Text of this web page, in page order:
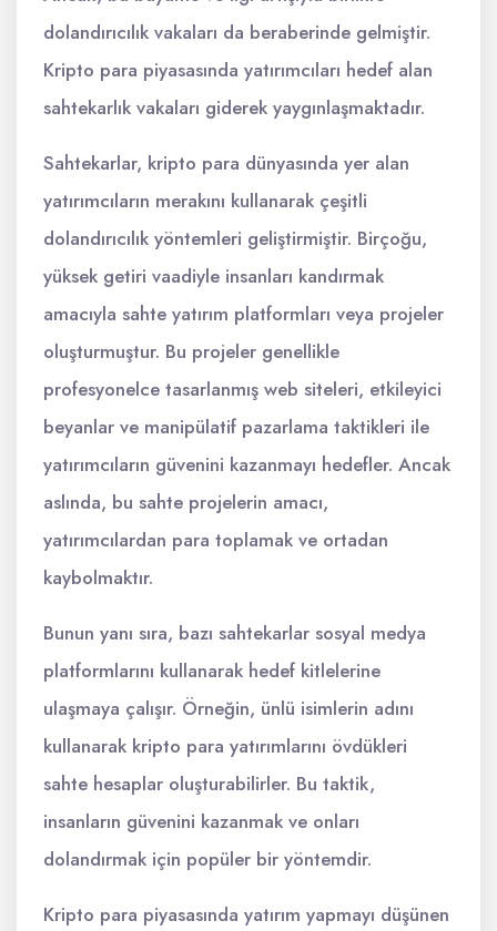
dolandırıcılık vakaları da beraberinde gelmiştir.
Kripto para piyasasında yatırımcıları hedef alan
sahtekarlık vakaları giderek yaygınlaşmaktadır.
Sahtekarlar, kripto para dünyasında yer alan
yatırımcıların merakını kullanarak çeşitli
dolandırıcılık yöntemleri geliştirmiştir. Birçoğu,
yüksek getiri vaadiyle insanları kandırmak
amacıyla sahte yatırım platformları veya projeler
oluşturmuştur. Bu projeler genellikle
profesyonelce tasarlanmış web siteleri, etkileyici
beyanlar ve manipülatif pazarlama taktikleri ile
yatırımcıların güvenini kazanmayı hedefler. Ancak
aslında, bu sahte projelerin amacı,
yatırımcılardan para toplamak ve ortadan
kaybolmaktır.
Bunun yanı sıra, bazı sahtekarlar sosyal medya
platformlarını kullanarak hedef kitlelerine
ulaşmaya çalışır. Örneğin, ünlü isimlerin adını
kullanarak kripto para yatırımlarını övdükleri
sahte hesaplar oluşturabilirler. Bu taktik,
insanların güvenini kazanmak ve onları
dolandırmak için popüler bir yöntemdir.
Kripto para piyasasında yatırım yapmayı düşünen